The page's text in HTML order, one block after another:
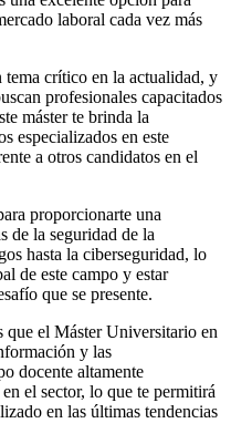
laboral cada vez más
crítico en la actualidad, y
profesionales capacitados
máster te brinda la
especializados en este
a otros candidatos en el
proporcionarte una
de la seguridad de la
hasta la ciberseguridad, lo
de este campo y estar
que se presente.
que el Máster Universitario en
y las
docente altamente
el sector, lo que te permitirá
en las últimas tendencias